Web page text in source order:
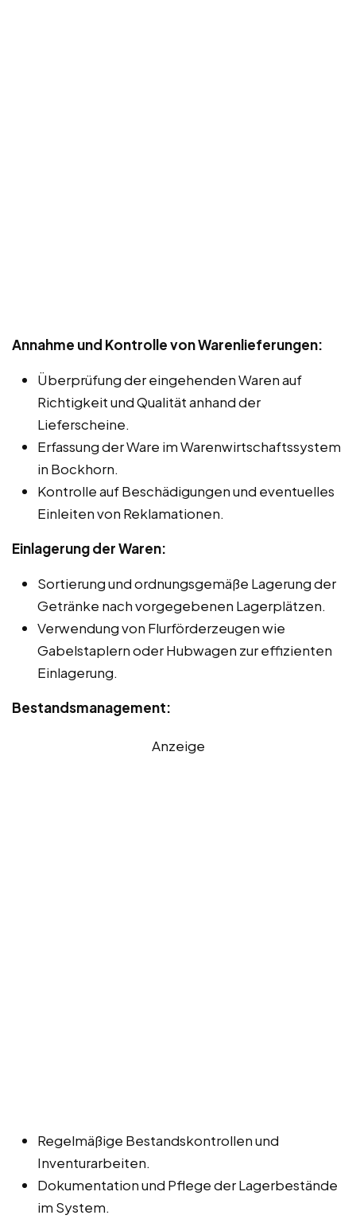
Annahme und Kontrolle von Warenlieferungen:
Überprüfung der eingehenden Waren auf
Richtigkeit und Qualität anhand der
Lieferscheine.
Erfassung der Ware im Warenwirtschaftssystem
in Bockhorn.
Kontrolle auf Beschädigungen und eventuelles
Einleiten von Reklamationen.
Einlagerung der Waren:
Sortierung und ordnungsgemäße Lagerung der
Getränke nach vorgegebenen Lagerplätzen.
Verwendung von Flurförderzeugen wie
Gabelstaplern oder Hubwagen zur effizienten
Einlagerung.
Bestandsmanagement:
Anzeige
Regelmäßige Bestandskontrollen und
Inventurarbeiten.
Dokumentation und Pflege der Lagerbestände
im System.